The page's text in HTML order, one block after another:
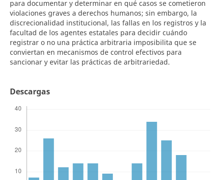
para documentar y determinar en qué casos se cometieron
violaciones graves a derechos humanos; sin embargo, la
discrecionalidad institucional, las fallas en los registros y la
facultad de los agentes estatales para decidir cuándo
registrar o no una práctica arbitraria imposibilita que se
conviertan en mecanismos de control efectivos para
sancionar y evitar las prácticas de arbitrariedad.
Descargas